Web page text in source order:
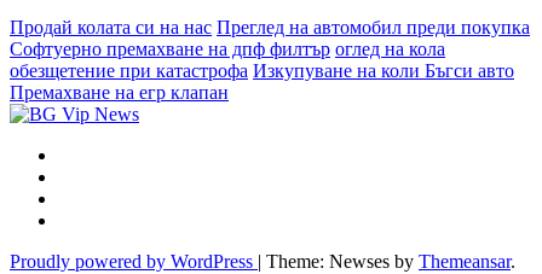
Продай колата си на нас Преглед на автомобил преди покупка
Софтуерно премахване на дпф филтър оглед на кола
обезщетение при катастрофа Изкупуване на коли Бъгси авто
Премахване на егр клапан
Proudly powered by WordPress | Theme: Newses by Themeansar.